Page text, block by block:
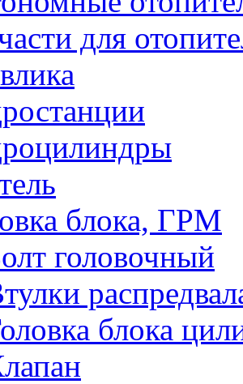
для
блока, ГРМ
головочный
блока